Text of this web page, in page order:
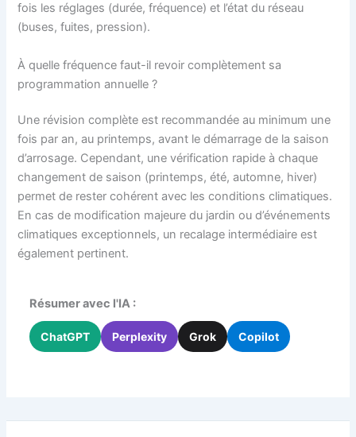
fois les réglages (durée, fréquence) et l’état du réseau
(buses, fuites, pression).
À quelle fréquence faut-il revoir complètement sa
programmation annuelle ?
Une révision complète est recommandée au minimum une
fois par an, au printemps, avant le démarrage de la saison
d’arrosage. Cependant, une vérification rapide à chaque
changement de saison (printemps, été, automne, hiver)
permet de rester cohérent avec les conditions climatiques.
En cas de modification majeure du jardin ou d’événements
climatiques exceptionnels, un recalage intermédiaire est
également pertinent.
Résumer avec l'IA :
ChatGPT Perplexity Grok Copilot